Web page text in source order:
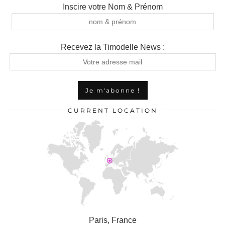
Inscire votre Nom & Prénom
Recevez la Timodelle News :
CURRENT LOCATION
Paris, France